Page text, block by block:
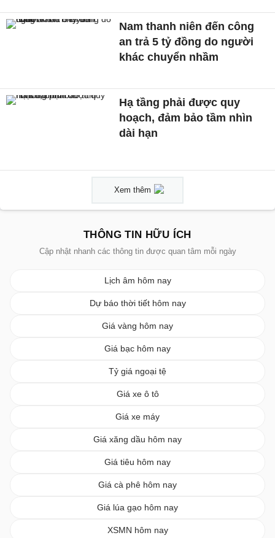
Nam thanh niên đến công
an trả 5 tỷ đồng do người
khác chuyển nhầm
Hạ tầng phải được quy
hoạch, đảm bảo tầm nhìn
dài hạn
Xem thêm
THÔNG TIN HỮU ÍCH
Cập nhật nhanh các thông tin được quan tâm mỗi ngày
Lịch âm hôm nay
Dự báo thời tiết hôm nay
Giá vàng hôm nay
Giá bạc hôm nay
Tỷ giá ngoại tệ
Giá xe ô tô
Giá xe máy
Giá xăng dầu hôm nay
Giá tiêu hôm nay
Giá cà phê hôm nay
Giá lúa gạo hôm nay
XSMN hôm nay